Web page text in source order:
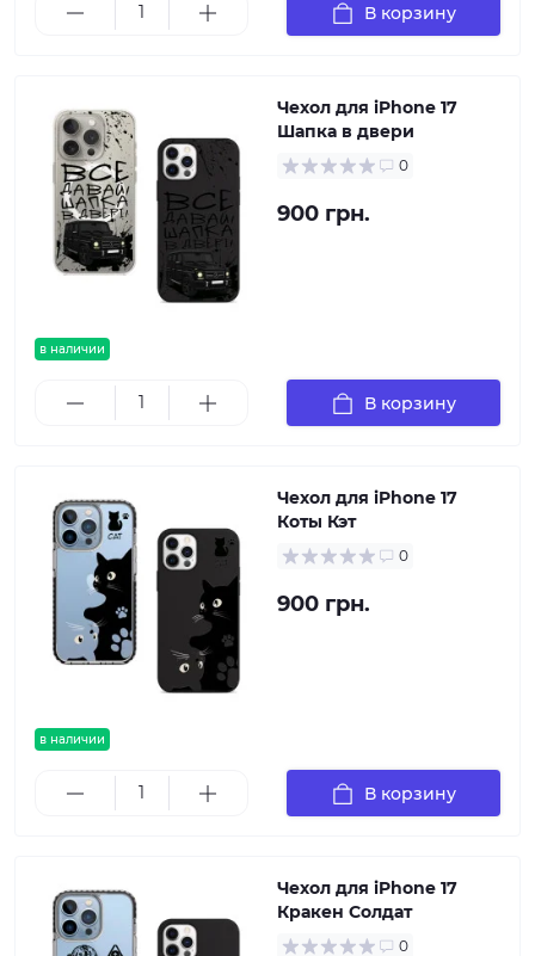
В корзину
в наличии
Чехол для iPhone 17
Шапка в двери
0
900 грн.
В корзину
в наличии
Чехол для iPhone 17
Коты Кэт
0
900 грн.
В корзину
Чехол для iPhone 17
Кракен Солдат
0